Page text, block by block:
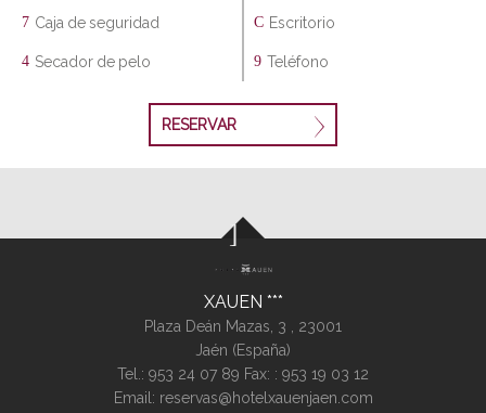
Caja de seguridad Escritorio
Secador de pelo Teléfono
RESERVAR
XAUEN
Plaza Deán Mazas, 3 , 23001
Jaén (España)
Tel.: 953 24 07 89 Fax: : 953 19 03 12
Email: reservas@hotelxauenjaen.com